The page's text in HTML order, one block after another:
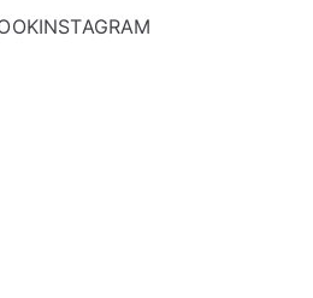
INSTAGRAM